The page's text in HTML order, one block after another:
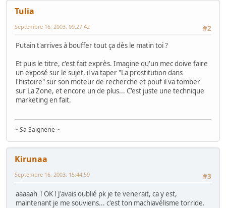
Tulia
#2
Septembre 16, 2003, 09:27:42
Putain t'arrives à bouffer tout ça dès le matin toi ?
Et puis le titre, c'est fait exprès. Imagine qu'un mec doive faire
un exposé sur le sujet, il va taper "La prostitution dans
l'histoire" sur son moteur de recherche et pouf il va tomber
sur La Zone, et encore un de plus... C'est juste une technique
marketing en fait.
~ Sa Saignerie ~
Kirunaa
#3
Septembre 16, 2003, 15:44:59
aaaaah ! OK ! J'avais oublié pk je te venerait, ca y est,
maintenant je me souviens... c'est ton machiavélisme torride.